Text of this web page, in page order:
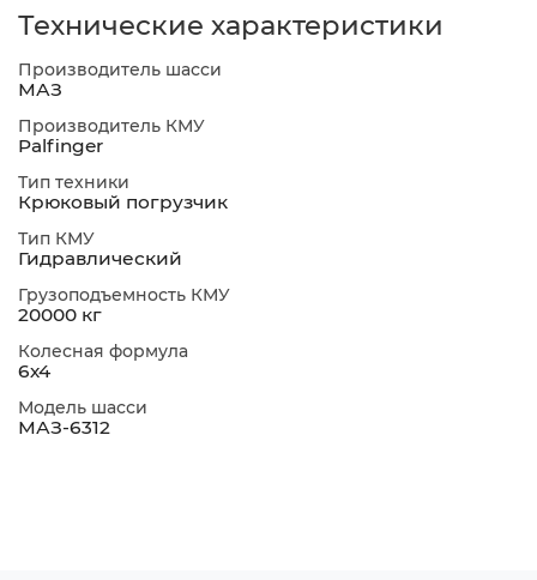
Технические характеристики
Производитель шасси
МАЗ
Производитель КМУ
Palfinger
Тип техники
Крюковый погрузчик
Тип КМУ
Гидравлический
Грузоподъемность КМУ
20000 кг
Колесная формула
6х4
Модель шасси
МАЗ-6312